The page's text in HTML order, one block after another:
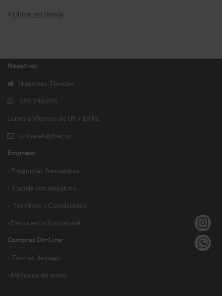
Ubicar en tienda
Nosotros:
Nuestras Tiendas
095 240 685
Lunes a Viernes de 09 a 18 hs
sitioweb@iber.uy
Empresa:
· Preguntas frecuentes
· Trabaja con nosotros
· Términos y Condiciones
· Descuento Scotiabank
Compras On-Line:
· Formas de pago
· Métodos de envío